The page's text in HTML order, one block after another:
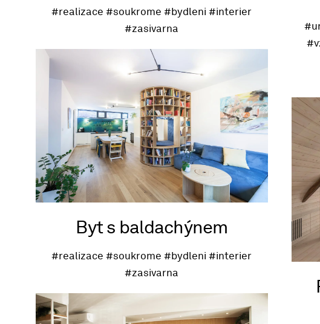
#realizace #soukrome #bydleni #interier
#zasivarna
Byt s baldachýnem
#realizace #soukrome #bydleni #interier
#zasivarna